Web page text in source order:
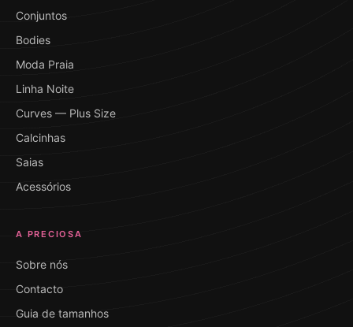
Conjuntos
Bodies
Moda Praia
Linha Noite
Curves — Plus Size
Calcinhas
Saias
Acessórios
A PRECIOSA
Sobre nós
Contacto
Guia de tamanhos